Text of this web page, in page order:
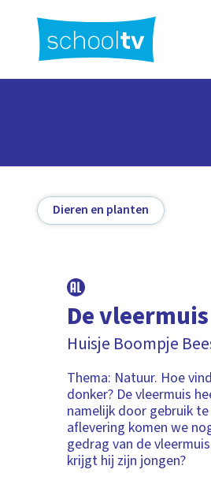
hoofdinhoud
Dieren en planten
De vleermuis
Huisje Boompje
Thema: Natuur. Hoe
donker? De vleermuis
namelijk door gebruik
aflevering komen we
gedrag van de
krijgt hij zijn jongen?